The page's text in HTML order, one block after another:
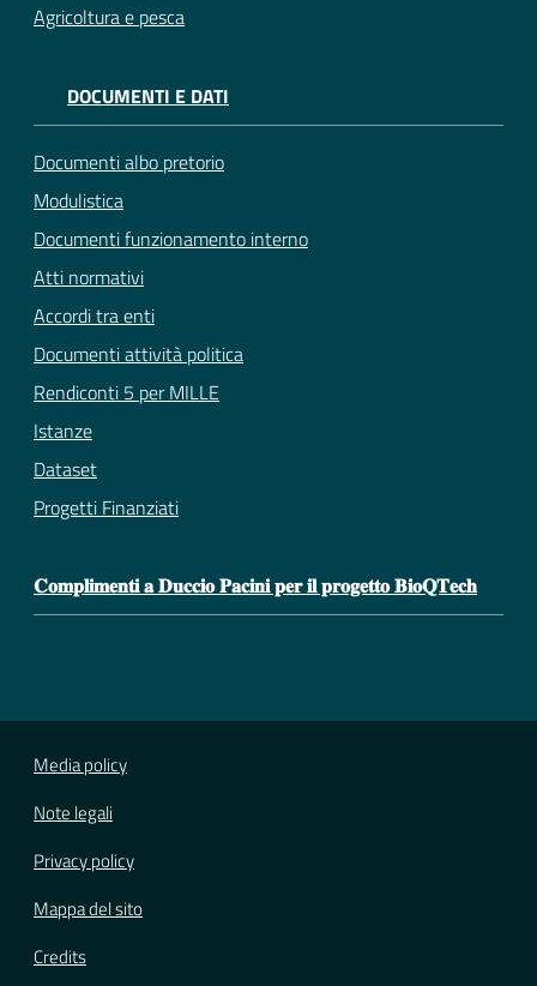
Agricoltura e pesca
DOCUMENTI E DATI
Documenti albo pretorio
Modulistica
Documenti funzionamento interno
Atti normativi
Accordi tra enti
Documenti attività politica
Rendiconti 5 per MILLE
Istanze
Dataset
Progetti Finanziati
𝐂𝐨𝐦𝐩𝐥𝐢𝐦𝐞𝐧𝐭𝐢 𝐚 𝐃𝐮𝐜𝐜𝐢𝐨 𝐏𝐚𝐜𝐢𝐧𝐢 𝐩𝐞𝐫 𝐢𝐥 𝐩𝐫𝐨𝐠𝐞𝐭𝐭𝐨 𝐁𝐢𝐨𝐐𝐓𝐞𝐜𝐡
Media policy
Note legali
Privacy policy
Mappa del sito
Credits